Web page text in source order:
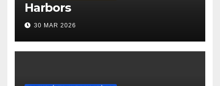
Harbors
30 MAR 2026